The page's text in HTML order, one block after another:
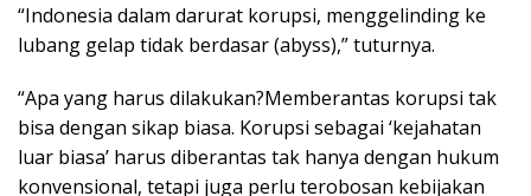
“Indonesia dalam darurat korupsi, menggelinding ke
lubang gelap tidak berdasar (abyss),” tuturnya.
“Apa yang harus dilakukan?Memberantas korupsi tak
bisa dengan sikap biasa. Korupsi sebagai ‘kejahatan
luar biasa’ harus diberantas tak hanya dengan hukum
konvensional, tetapi juga perlu terobosan kebijakan